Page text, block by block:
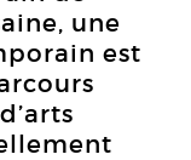
une
est